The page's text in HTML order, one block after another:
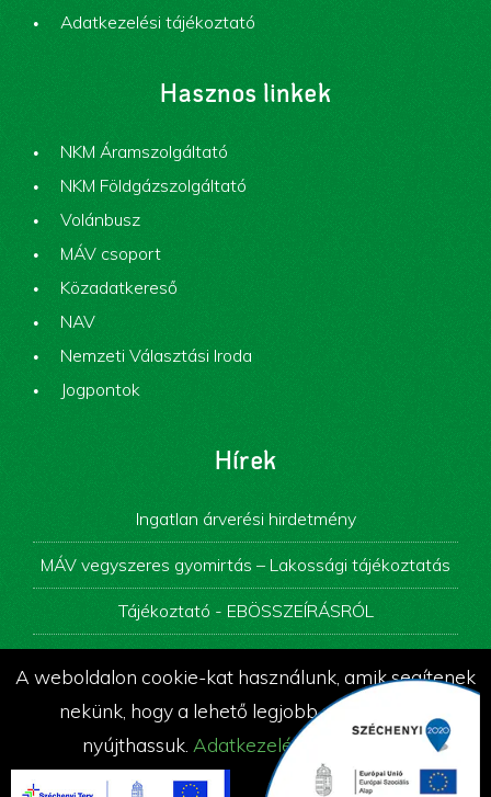
Adatkezelési tájékoztató
Hasznos linkek
NKM Áramszolgáltató
NKM Földgázszolgáltató
Volánbusz
MÁV csoport
Közadatkereső
NAV
Nemzeti Választási Iroda
Jogpontok
Hírek
Ingatlan árverési hirdetmény
MÁV vegyszeres gyomirtás – Lakossági tájékoztatás
Tájékoztató - EBÖSSZEÍRÁSRÓL
Álláspályázati felhívás
© Az oldalt készítette és üzemelteti a
A weboldalon cookie-kat használunk, amik segítenek
nekünk, hogy a lehető legjobb szolgáltatást
nyújthassuk. Adatkezelési tájékoztató